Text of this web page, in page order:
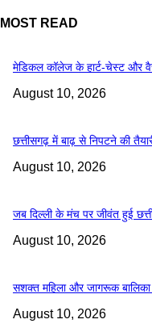
MOST READ
​मेडिकल कॉलेज के हार्ट-चेस्ट और
August 10, 2026
छत्तीसगढ़ में बाढ़ से निपटने की
August 10, 2026
जब दिल्ली के मंच पर जीवंत हुई
August 10, 2026
सशक्त महिला और जागरूक बालिका
August 10, 2026